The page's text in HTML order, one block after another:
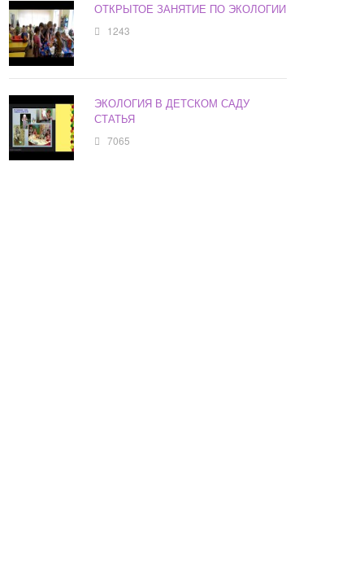
ОТКРЫТОЕ ЗАНЯТИЕ ПО ЭКОЛОГИИ
1243
ЭКОЛОГИЯ В ДЕТСКОМ САДУ
СТАТЬЯ
7065